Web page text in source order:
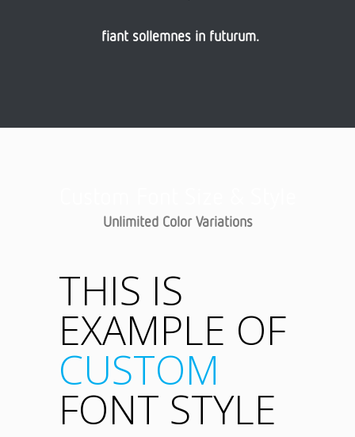
fiant sollemnes in futurum.
Unlimited Color Variations
THIS IS
EXAMPLE OF
CUSTOM
FONT STYLE